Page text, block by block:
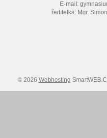
E-mail:
ředitelka: Mgr.
© 2026 Webhosting